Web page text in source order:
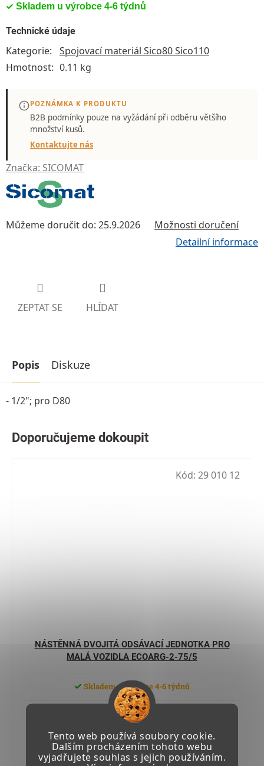
Tento web používá soubory cookie.
Dalším procházením tohoto webu
vyjadřujete souhlas s jejich používáním.
Skladem u výrobce 4-6 týdnů
Značka: SICOMAT
Můžeme doručit do: 25.9.2026 Možnosti doručení
Detailní informace
ZEPTAT SE HLÍDAT
Technické údaje
Kategorie:
Spojovací materiál Sico80 Sico110
Hmotnost: 0.11 kg
POZNÁMKA K PRODUKTU
B2B podmínky pouze na vyžádánípři odběru většího
množství kusů.
Kontaktujte nás
Popis Diskuze
- 1/2"; pro D80
NÁSTĚNNÁ DVOJITÁ ODSÁVACÍ JEDNOTKA PRO
MALÁ VOZIDLA ECOARG-2-75/5
Skladem u výrobce 4-6 týdnů
34 647,04 Kč včetně DPH
28 633,92 Kč
Kód: 29 010 12